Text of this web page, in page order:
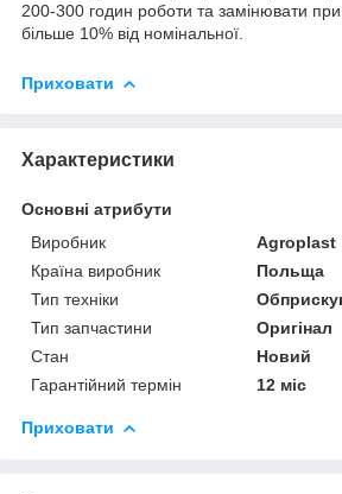
200-300 годин роботи та замінювати при
більше 10% від номінальної.
Приховати
Характеристики
Основні атрибути
Виробник
Agroplast
Країна виробник
Польща
Тип техніки
Тип запчастини
Оригінал
Стан
Новий
Гарантійний термін
12 міс
Приховати